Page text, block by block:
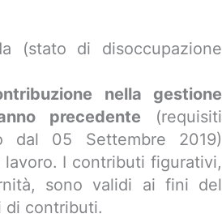
(stato di disoccupazione
nella gestione
precedente (requisiti
05 Settembre 2019)
lavoro. I contributi figurativi,
sono validi ai fini del
di contributi.